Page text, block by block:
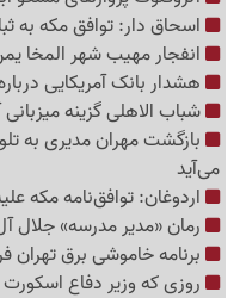
اسحاق دار: توافق مکه به
انفجار مهیب شهر المخا
هشدار بانک آمریکایی
شباب الاهلی گزینه
بازگشت مهران مدیری به
می‌آید
اردوغان: توافق‌نامه مکه
رمان «مدیر مدرسه» جلال
برنامه خاموشی برق تهران فردا 17 مرداد اعلام شد+
روزی که وزیر دفاع